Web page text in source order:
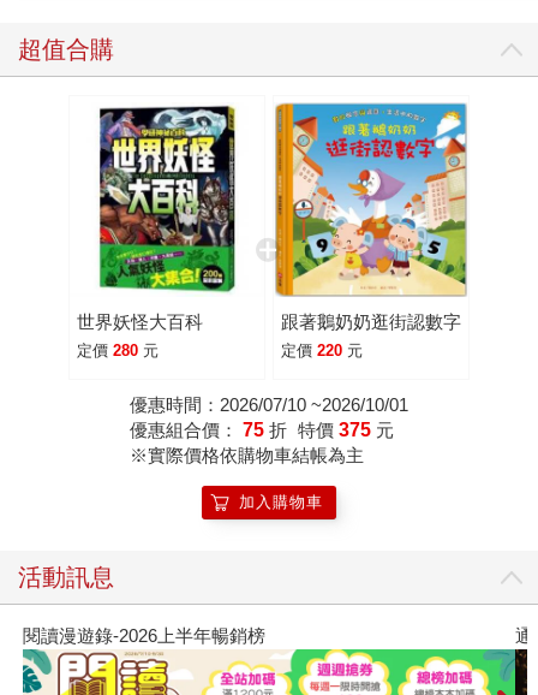
小說，但歷史中又是如何記載安倍晴明這號人物呢？「河
童」「雪女」「座敷童子」等妖怪大家或許都耳熟能詳，但
子」也許還不夠可怕，「阿菊」「阿岩」「阿露」才是日本
最經典的女鬼？ 至於怪談的部分……書中介紹的內容當然有
驚悚、有荒謬、有悲情、有仇恨，但每校一次稿就令我眼眶
泛紅的是，日本江戶怪談的完成者──上田秋成在《雨月物
語》中所寫道的〈菊之約〉這部感人之作……因為這篇文
章，才知道原來日本怪談也有如此動人的友情故事，或許這
事，還描繪了人類本身所投射的情感與最真實的樣貌。 學習
趣的書能成為您學習日語時，持之以恆的微薄之力就好。這
是我到目前為止，做過最喜歡的語言書了！希望每隻妖怪都
能順利地爬上你們的書桌！
超值合購
世界妖怪大百科
定價 280 元
跟著鵝奶奶逛街認數字
定價 220 元
優惠時間：2026/07/10 ~2026/10/01
優惠組合價： 75 折 特價 375 元
※實際價格依購物車結帳為主
加入購物車
活動訊息
通靈藥師的處方箋